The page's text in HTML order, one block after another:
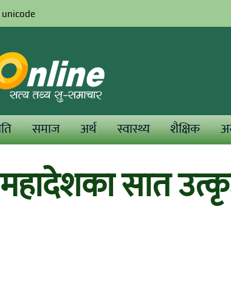
unicode
समाज अर्थ स्वास्थ्य शैक्षिक
सात